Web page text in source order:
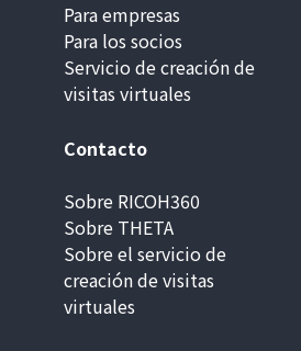
Para empresas
Para los socios
Servicio de creación de
visitas virtuales
Contacto
Sobre RICOH360
Sobre THETA
Sobre el servicio de
creación de visitas
virtuales